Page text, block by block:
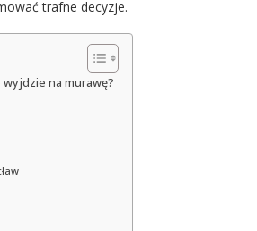
trafne decyzje.
wyjdzie na murawę?